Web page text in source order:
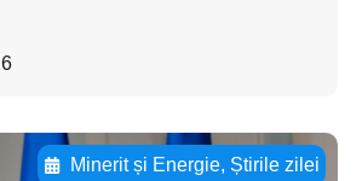
Minerit și Energie, Știrile zilei